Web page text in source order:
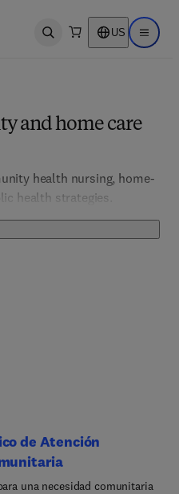
Open search US Open
and home care
health nursing, home-
health strategies.
it features
and disease prevention
de Atención
una necesidad comunitaria